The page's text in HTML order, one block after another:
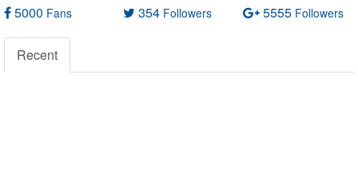
5000 Fans 354 Followers 5555 Followers
Recent